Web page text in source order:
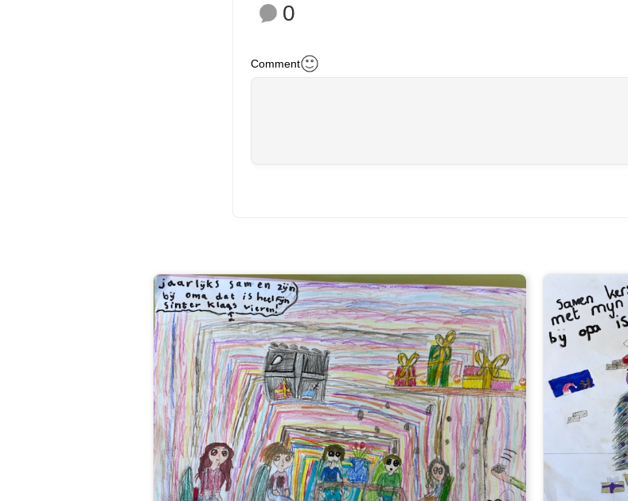
0
Comment